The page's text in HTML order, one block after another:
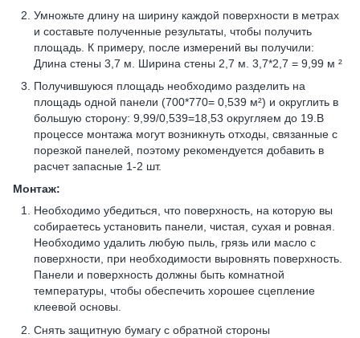
Умножьте длину на ширину каждой поверхности в метрах
и составьте полученные результаты, чтобы получить
площадь. К примеру, после измерений вы получили:
Длина стены 3,7 м. Ширина стены 2,7 м. 3,7*2,7 = 9,99 м ²
Получившуюся площадь необходимо разделить на
площадь одной панели (700*770= 0,539 м²) и округлить в
большую сторону: 9,99/0,539=18,53 округляем до 19.В
процессе монтажа могут возникнуть отходы, связанные с
порезкой панелей, поэтому рекомендуется добавить в
расчет запасные 1-2 шт.
Монтаж:
Необходимо убедиться, что поверхность, на которую вы
собираетесь установить панели, чистая, сухая и ровная.
Необходимо удалить любую пыль, грязь или масло с
поверхности, при необходимости выровнять поверхность.
Панели и поверхность должны быть комнатной
температуры, чтобы обеспечить хорошее сцепление
клеевой основы.
Снять защитную бумагу с обратной стороны